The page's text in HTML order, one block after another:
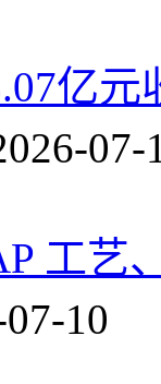
亿
07-
工艺
10